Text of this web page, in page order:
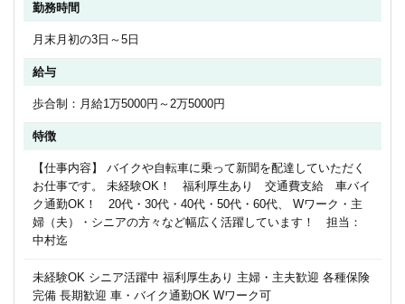
勤務時間
月末月初の3日～5日
給与
歩合制：月給1万5000円～2万5000円
特徴
【仕事内容】 バイクや自転車に乗って新聞を配達していただく
お仕事です。 未経験OK！ 福利厚生あり 交通費支給 車バイ
ク通勤OK！ 20代・30代・40代・50代・60代、 Wワーク・主
婦（夫）・シニアの方々など幅広く活躍しています！ 担当：
中村迄
未経験OK シニア活躍中 福利厚生あり 主婦・主夫歓迎 各種保険
完備 長期歓迎 車・バイク通勤OK Wワーク可